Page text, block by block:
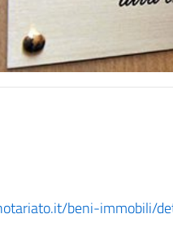
beni-immobili/